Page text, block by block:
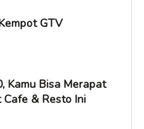
GTV
Kamu Bisa Merapat
& Resto Ini